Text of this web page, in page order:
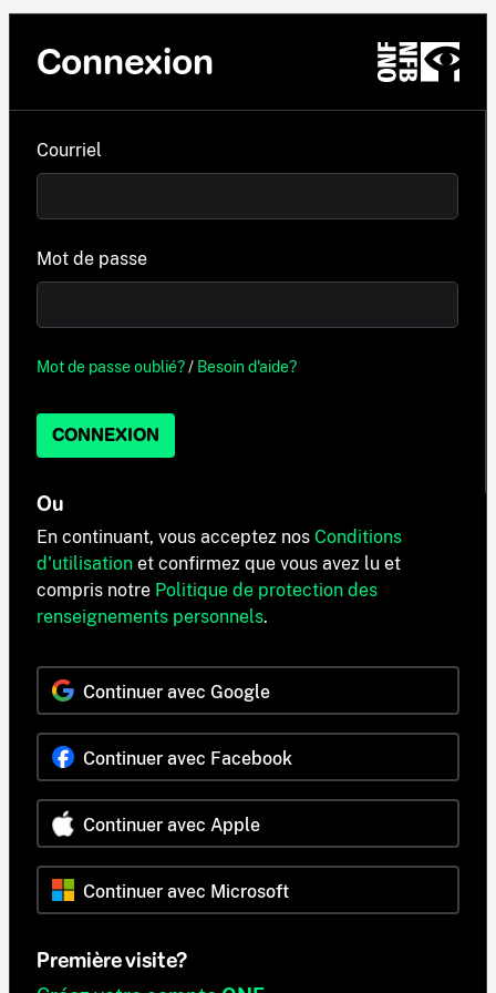
Connexion
Courriel
Mot de passe
Mot de passe oublié?/ Besoin d'aide?
CONNEXION
Ou
En continuant, vous acceptez nos Conditions
d'utilisation et confirmez que vous avez lu et
compris notre Politique de protection des
renseignements personnels.
Continuer avec Google
Continuer avec Facebook
Continuer avec Apple
Continuer avec Microsoft
Première visite?